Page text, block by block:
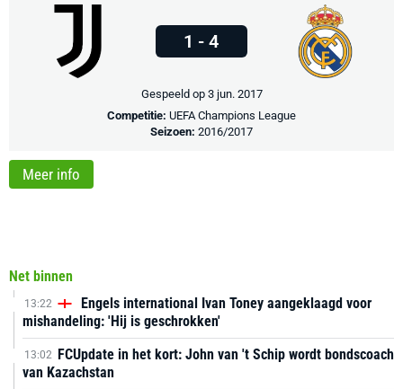
Net binnen
13:22
Engels international Ivan Toney aangeklaagd voor
mishandeling: 'Hij is geschrokken'
13:02 FCUpdate in het kort: John van 't Schip wordt bondscoach
van Kazachstan
1 - 4
Gespeeld op 3 jun. 2017
Competitie: UEFA Champions League
Seizoen: 2016/2017
Meer info